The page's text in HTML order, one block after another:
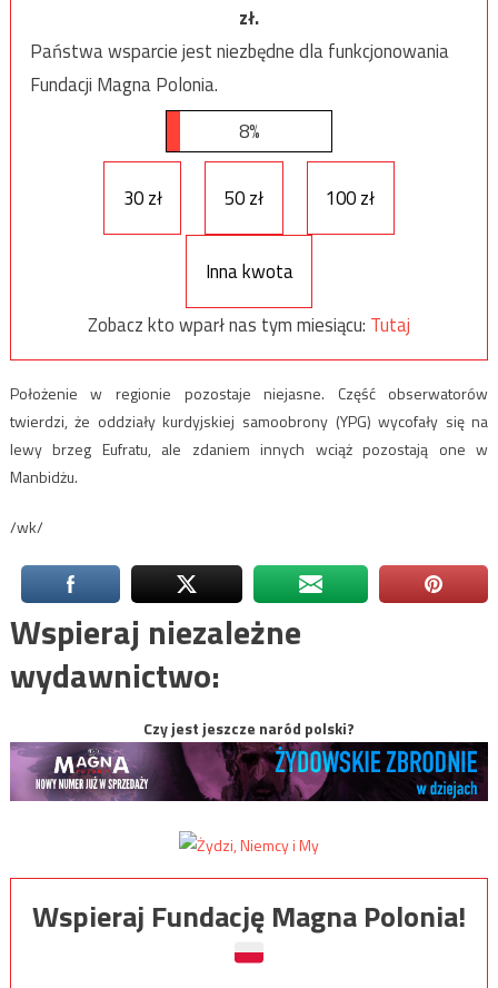
zł.
Państwa wsparcie jest niezbędne dla funkcjonowania
Fundacji Magna Polonia.
8%
30 zł 50 zł 100 zł
Inna kwota
Zobacz kto wparł nas tym miesiącu: Tutaj
Położenie w regionie pozostaje niejasne. Część obserwatorów
twierdzi, że oddziały kurdyjskiej samoobrony (YPG) wycofały się na
lewy brzeg Eufratu, ale zdaniem innych wciąż pozostają one w
Manbidżu.
/wk/
Wspieraj niezależne
wydawnictwo:
Czy jest jeszcze naród polski?
Wspieraj Fundację Magna Polonia!